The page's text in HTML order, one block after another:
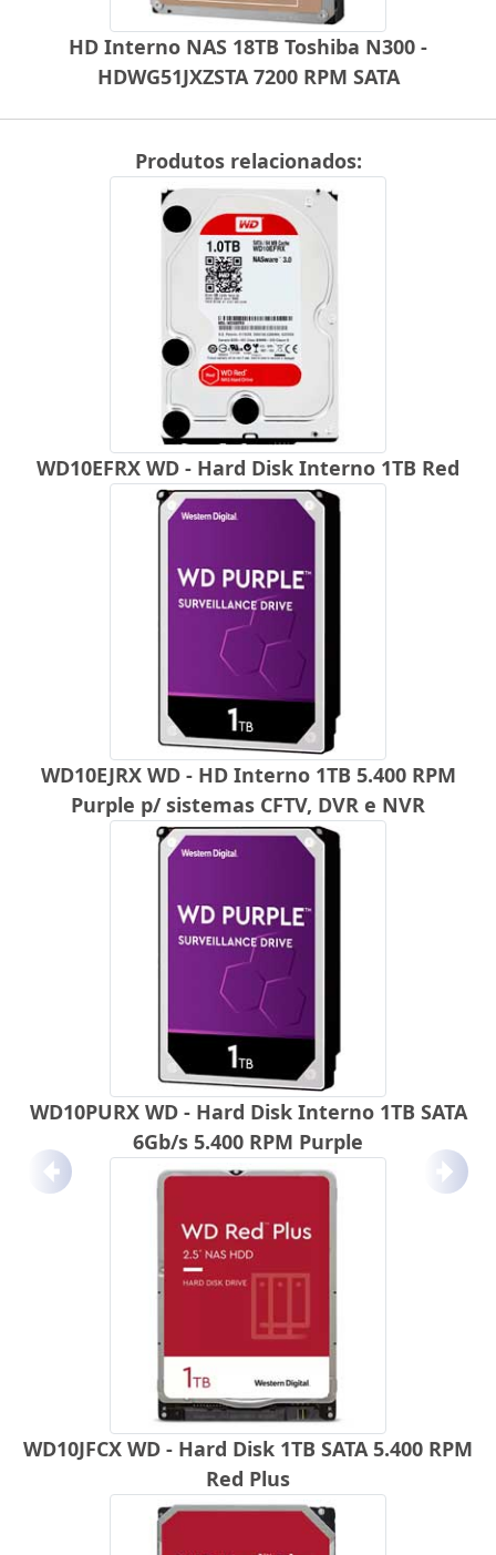
HD Interno NAS 18TB Toshiba N300 -
HDWG51JXZSTA 7200 RPM SATA
Produtos relacionados:
WD10EFRX WD - Hard Disk Interno 1TB Red
WD10EJRX WD - HD Interno 1TB 5.400 RPM
Purple p/ sistemas CFTV, DVR e NVR
WD10PURX WD - Hard Disk Interno 1TB SATA
6Gb/s 5.400 RPM Purple
WD10JFCX WD - Hard Disk 1TB SATA 5.400 RPM
Red Plus
Anterior